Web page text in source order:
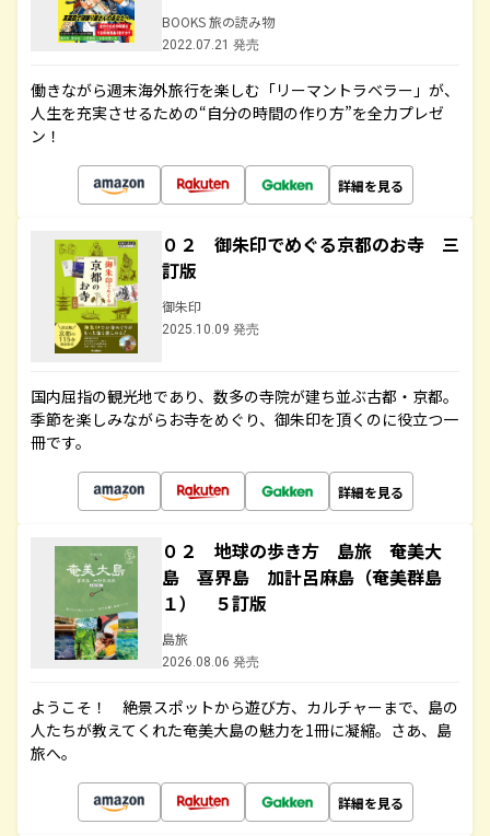
BOOKS 旅の読み物
2022.07.21 発売
働きながら週末海外旅行を楽しむ「リーマントラベラー」が、
人生を充実させるための“自分の時間の作り方”を全力プレゼ
ン！
詳細を見る
０２ 御朱印でめぐる京都のお寺 三
訂版
御朱印
2025.10.09 発売
国内屈指の観光地であり、数多の寺院が建ち並ぶ古都・京都。
季節を楽しみながらお寺をめぐり、御朱印を頂くのに役立つ一
冊です。
詳細を見る
０２ 地球の歩き方 島旅 奄美大
島 喜界島 加計呂麻島（奄美群島
１） ５訂版
島旅
2026.08.06 発売
ようこそ！ 絶景スポットから遊び方、カルチャーまで、島の
人たちが教えてくれた奄美大島の魅力を1冊に凝縮。さあ、島
旅へ。
詳細を見る